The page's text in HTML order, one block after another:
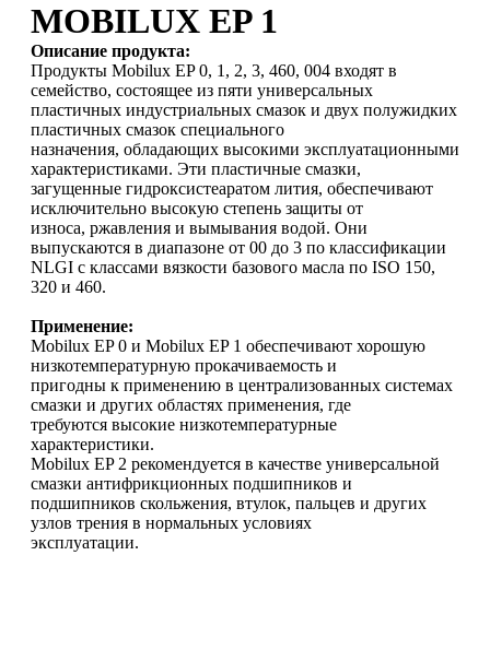
MOBILUX EP 1
Описание продукта:
Продукты Mobilux EP 0, 1, 2, 3, 460, 004 входят в
семейство, состоящее из пяти универсальных
пластичных индустриальных смазок и двух полужидких
пластичных смазок специального
назначения, обладающих высокими эксплуатационными
характеристиками. Эти пластичные смазки,
загущенные гидроксистеаратом лития, обеспечивают
исключительно высокую степень защиты от
износа, ржавления и вымывания водой. Они
выпускаются в диапазоне от 00 до 3 по классификации
NLGI с классами вязкости базового масла по ISO 150,
320 и 460.
Применение:
Mobilux EP 0 и Mobilux EP 1 обеспечивают хорошую
низкотемпературную прокачиваемость и
пригодны к применению в централизованных системах
смазки и других областях применения, где
требуются высокие низкотемпературные
характеристики.
Mobilux EP 2 рекомендуется в качестве универсальной
смазки антифрикционных подшипников и
подшипников скольжения, втулок, пальцев и других
узлов трения в нормальных условиях
эксплуатации.